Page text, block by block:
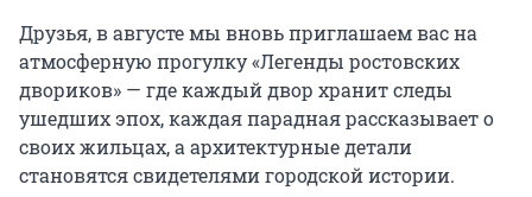
Друзья, в августе мы вновь приглашаем вас на
атмосферную прогулку «Легенды ростовских
двориков» — где каждый двор хранит следы
ушедших эпох, каждая парадная рассказывает о
своих жильцах, а архитектурные детали
становятся свидетелями городской истории.